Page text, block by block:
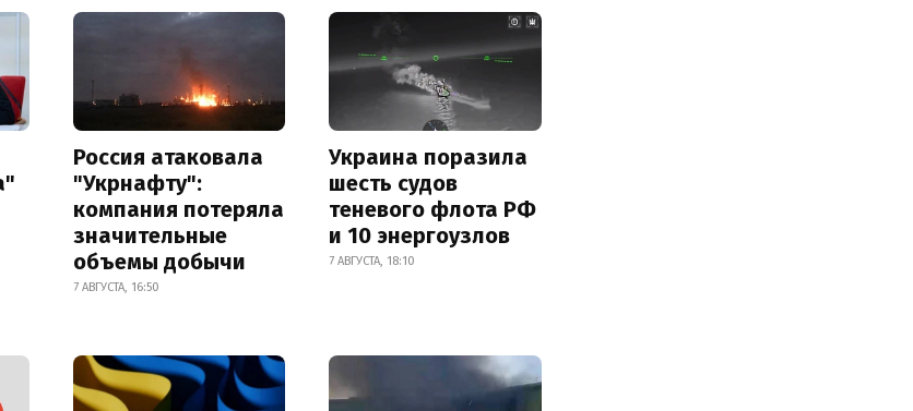
Россия атаковала
"Укрнафту":
компания потеряла
значительные
объемы добычи
7 АВГУСТА, 16:50
Украина поразила
шесть судов
теневого флота РФ
и 10 энергоузлов
7 АВГУСТА, 18:10